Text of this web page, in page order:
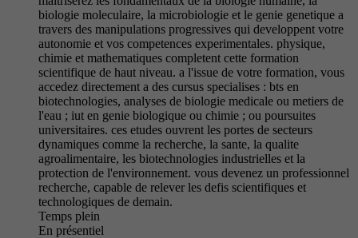
biologie moleculaire, la microbiologie et le genie genetique a
travers des manipulations progressives qui developpent votre
autonomie et vos competences experimentales. physique,
chimie et mathematiques completent cette formation
scientifique de haut niveau. a l'issue de votre formation, vous
accedez directement a des cursus specialises : bts en
biotechnologies, analyses de biologie medicale ou metiers de
l'eau ; iut en genie biologique ou chimie ; ou poursuites
universitaires. ces etudes ouvrent les portes de secteurs
dynamiques comme la recherche, la sante, la qualite
agroalimentaire, les biotechnologies industrielles et la
protection de l'environnement. vous devenez un professionnel
recherche, capable de relever les defis scientifiques et
technologiques de demain.
Temps plein
En présentiel